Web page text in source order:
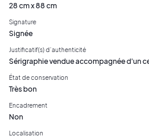
28 cm x 88 cm
Signature
Signée
Justificatif(s) d’authenticité
Sérigraphie vendue accompagnée d'un
État de conservation
Très bon
Encadrement
Non
Localisation